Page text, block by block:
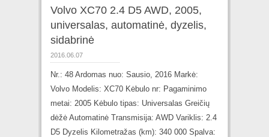
Volvo XC70 2.4 D5 AWD, 2005,
universalas, automatinė, dyzelis,
sidabrinė
2016.06.07
Nr.: 48 Ardomas nuo: Sausio, 2016 Markė:
Volvo Modelis: XC70 Kėbulo nr: Pagaminimo
metai: 2005 Kėbulo tipas: Universalas Greičių
dėžė Automatinė Transmisija: AWD Variklis: 2.4
D5 Dyzelis Kilometražas (km): 340 000 Spalva: